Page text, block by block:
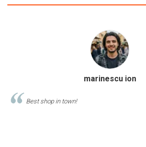
Calinescu
Comand produse de papetarie si